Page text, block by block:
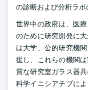
の診断および分析ラボ
世界中の政府は、医
のために研究開発に
は大学、公的研究機
援し、これらの機関
質な研究室ガラス器
科学イニシアチブに